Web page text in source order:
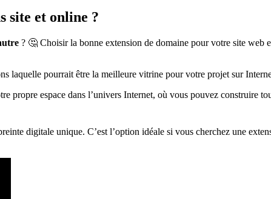
site et online ?
? 🤔 Choisir la bonne extension de domaine pour votre site web
laquelle pourrait être la meilleure vitrine pour votre projet sur
propre espace dans l’univers Internet, où vous pouvez construire
digitale unique. C’est l’option idéale si vous cherchez une